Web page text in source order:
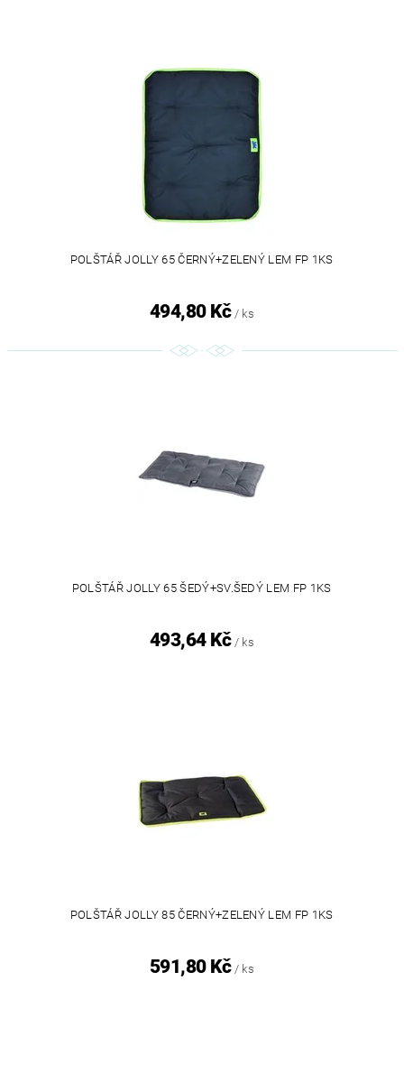
POLŠTÁŘ JOLLY 65 ČERNÝ+ZELENÝ LEM FP 1KS
494,80 Kč / ks
POLŠTÁŘ JOLLY 65 ŠEDÝ+SV.ŠEDÝ LEM FP 1KS
493,64 Kč / ks
POLŠTÁŘ JOLLY 85 ČERNÝ+ZELENÝ LEM FP 1KS
591,80 Kč / ks